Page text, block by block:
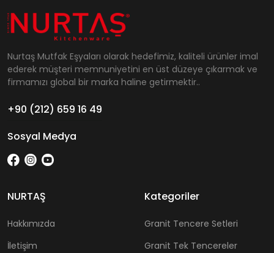
Nurtaş Mutfak Eşyaları olarak hedefimiz, kaliteli ürünler imal
ederek müşteri memnuniyetini en üst düzeye çıkarmak ve
firmamızı global bir marka haline getirmektir..
+90 (212) 659 16 49
Sosyal Medya
NURTAŞ
Hakkımızda
İletişim
Kategoriler
Granit Tencere Setleri
Granit Tek Tencereler